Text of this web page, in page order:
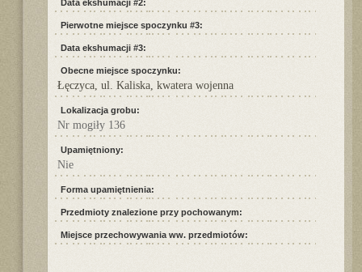
Data ekshumacji #2:
Pierwotne miejsce spoczynku #3:
Data ekshumacji #3:
Obecne miejsce spoczynku:
Łęczyca, ul. Kaliska, kwatera wojenna
Lokalizacja grobu:
Nr mogiły 136
Upamiętniony:
Nie
Forma upamiętnienia:
Przedmioty znalezione przy pochowanym:
Miejsce przechowywania ww. przedmiotów: